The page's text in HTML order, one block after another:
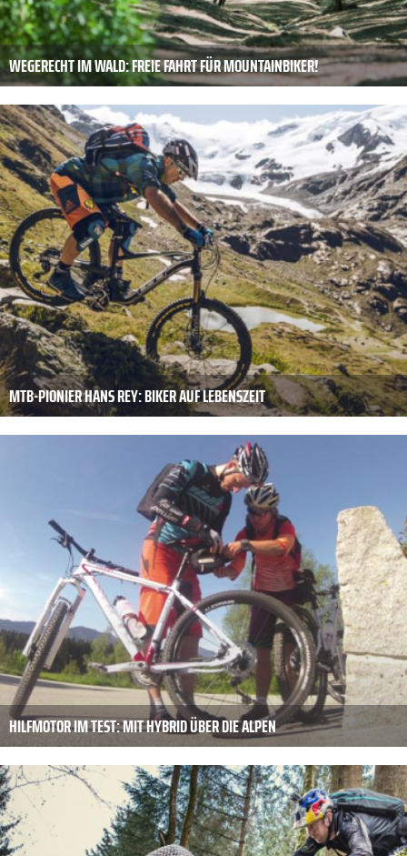
WEGERECHT IM WALD: FREIE FAHRT FÜR MOUNTAINBIKER!
MTB-PIONIER HANS REY: BIKER AUF LEBENSZEIT
HILFMOTOR IM TEST: MIT HYBRID ÜBER DIE ALPEN